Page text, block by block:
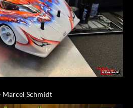
Marcel Schmidt